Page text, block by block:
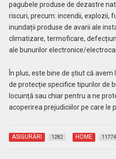
pagubele produse de dezastre
riscuri, precum: incendii, explozii,
inundații produse de avarii ale
climatizare, termoficare,
ale bunurilor electronice/
În plus, este bine de știut că
de protecție specifice tipurilor de
locuință sau chiar pentru a ne
acoperirea prejudiciilor pe care le
ASIGURĂRI 1282 HOME 11774